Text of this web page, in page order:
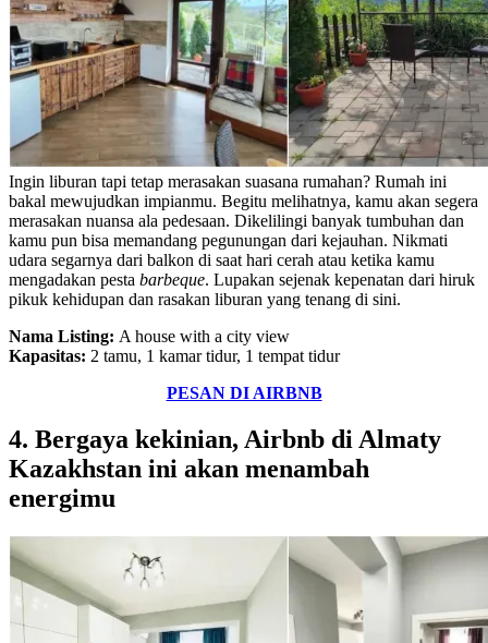
Ingin liburan tapi tetap merasakan suasana rumahan? Rumah ini
bakal mewujudkan impianmu. Begitu melihatnya, kamu akan segera
merasakan nuansa ala pedesaan. Dikelilingi banyak tumbuhan dan
kamu pun bisa memandang pegunungan dari kejauhan. Nikmati
udara segarnya dari balkon di saat hari cerah atau ketika kamu
mengadakan pesta barbeque. Lupakan sejenak kepenatan dari hiruk
pikuk kehidupan dan rasakan liburan yang tenang di sini.
Nama Listing: A house with a city view
Kapasitas: 2 tamu, 1 kamar tidur, 1 tempat tidur
PESAN DI AIRBNB
4. Bergaya kekinian, Airbnb di Almaty
Kazakhstan ini akan menambah
energimu